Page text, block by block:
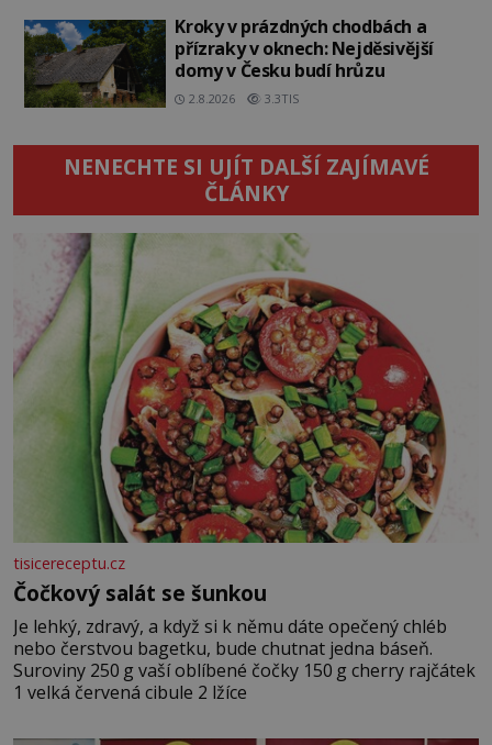
Kroky v prázdných chodbách a
přízraky v oknech: Nejděsivější
domy v Česku budí hrůzu
2.8.2026 3.3TIS
NENECHTE SI UJÍT DALŠÍ ZAJÍMAVÉ
ČLÁNKY
tisicereceptu.cz
Čočkový salát se šunkou
Je lehký, zdravý, a když si k němu dáte opečený chléb
nebo čerstvou bagetku, bude chutnat jedna báseň.
Suroviny 250 g vaší oblíbené čočky 150 g cherry rajčátek
1 velká červená cibule 2 lžíce